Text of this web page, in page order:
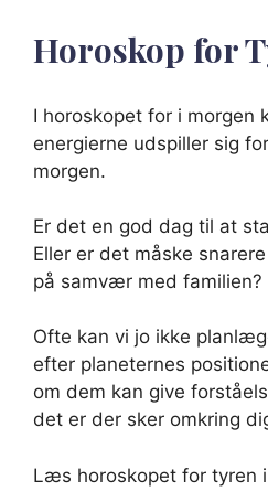
Horoskop for
I horoskopet for i morgen
energierne udspiller sig
morgen.
Er det en god dag til at
Eller er det måske
på samvær med familien?
Ofte kan vi jo ikke
efter planeternes
om dem kan give
det er der sker omkring
Læs horoskopet for tyren